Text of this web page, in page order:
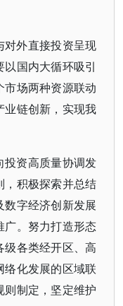
对外直接投资呈现
国内大循环吸引
场两种资源联动
业链创新，实现我
投资高质量协调发
，积极探索并总结
数字经济创新发展
广。努力打造形态
各类经开区、高
化发展的区域联
制定，坚定维护